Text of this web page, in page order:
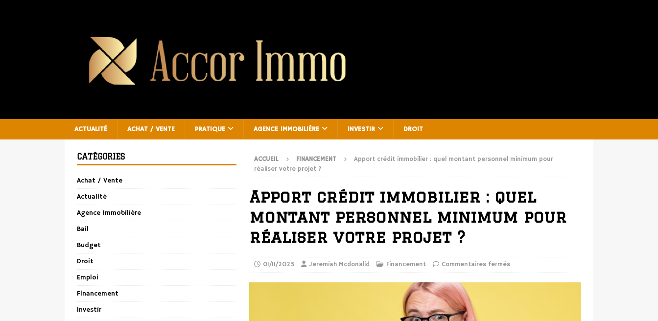
ACTUALITÉ ACHAT / VENTE PRATIQUE AGENCE IMMOBILIÈRE INVESTIR DROIT
ACCUEIL FINANCEMENT
Apport crédit immobilier : quel montant personnel minimum pour
réaliser votre projet ?
Apport crédit immobilier : quel
montant personnel minimum pour
réaliser votre projet ?
01/11/2023 Jeremiah Mcdonalid Financement Commentaires fermés
CATÉGORIES
Achat / Vente
Actualité
Agence Immobilière
Bail
Budget
Droit
Emploi
Financement
Investir